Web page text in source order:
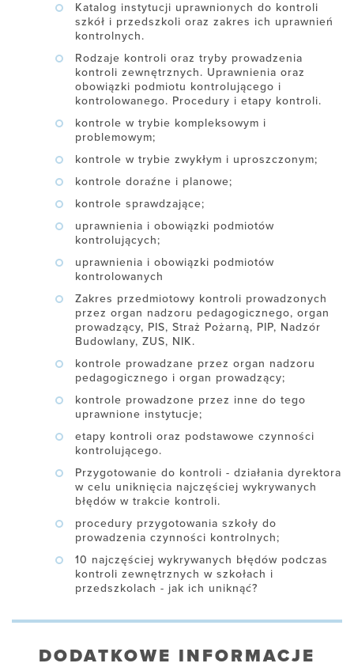
Katalog instytucji uprawnionych do kontroli
szkół i przedszkoli oraz zakres ich uprawnień
kontrolnych.
Rodzaje kontroli oraz tryby prowadzenia
kontroli zewnętrznych. Uprawnienia oraz
obowiązki podmiotu kontrolującego i
kontrolowanego. Procedury i etapy kontroli.
kontrole w trybie kompleksowym i
problemowym;
kontrole w trybie zwykłym i uproszczonym;
kontrole doraźne i planowe;
kontrole sprawdzające;
uprawnienia i obowiązki podmiotów
kontrolujących;
uprawnienia i obowiązki podmiotów
kontrolowanych
Zakres przedmiotowy kontroli prowadzonych
przez organ nadzoru pedagogicznego, organ
prowadzący, PIS, Straż Pożarną, PIP, Nadzór
Budowlany, ZUS, NIK.
kontrole prowadzane przez organ nadzoru
pedagogicznego i organ prowadzący;
kontrole prowadzone przez inne do tego
uprawnione instytucje;
etapy kontroli oraz podstawowe czynności
kontrolującego.
Przygotowanie do kontroli - działania dyrektora
w celu uniknięcia najczęściej wykrywanych
błędów w trakcie kontroli.
procedury przygotowania szkoły do
prowadzenia czynności kontrolnych;
10 najczęściej wykrywanych błędów podczas
kontroli zewnętrznych w szkołach i
przedszkolach - jak ich uniknąć?
DODATKOWE INFORMACJE